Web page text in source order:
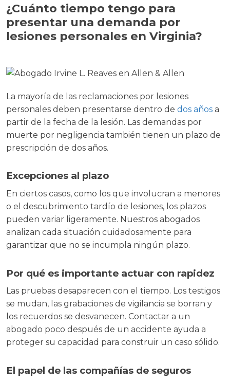
¿Cuánto tiempo tengo para
presentar una demanda por
lesiones personales en Virginia?
La mayoría de las reclamaciones por lesiones
personales deben presentarse dentro de dos años a
partir de la fecha de la lesión. Las demandas por
muerte por negligencia también tienen un plazo de
prescripción de dos años.
Excepciones al plazo
En ciertos casos, como los que involucran a menores
o el descubrimiento tardío de lesiones, los plazos
pueden variar ligeramente. Nuestros abogados
analizan cada situación cuidadosamente para
garantizar que no se incumpla ningún plazo.
Por qué es importante actuar con rapidez
Las pruebas desaparecen con el tiempo. Los testigos
se mudan, las grabaciones de vigilancia se borran y
los recuerdos se desvanecen. Contactar a un
abogado poco después de un accidente ayuda a
proteger su capacidad para construir un caso sólido.
El papel de las compañías de seguros